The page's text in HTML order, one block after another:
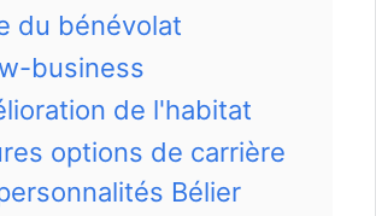
du bénévolat
business
de l'habitat
options de carrière
Bélier